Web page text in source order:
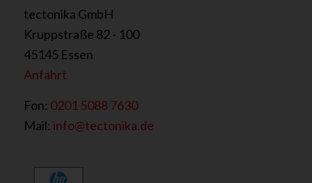
tectonika GmbH
Kruppstraße 82 - 100
45145 Essen
Anfahrt
Fon: 0201 5088 7630
Mail: info@tectonika.de